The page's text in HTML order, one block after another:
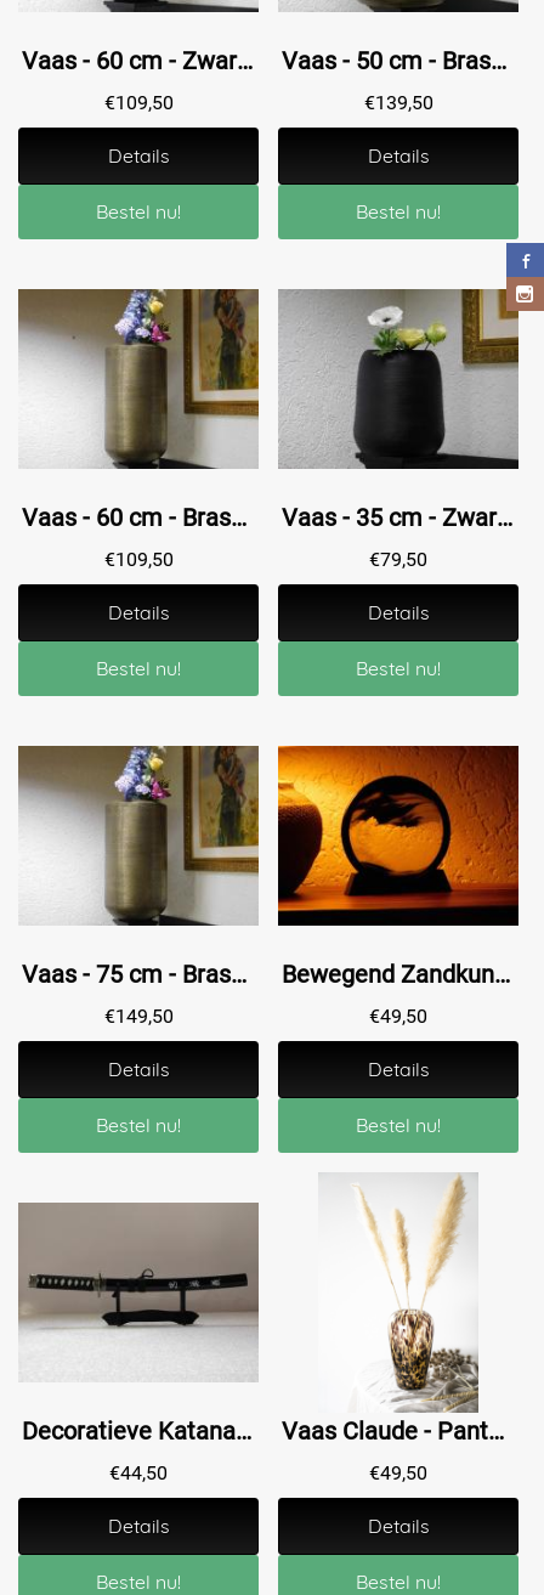
Vaas - 60 cm - Zwart - Metaal
€109,50
Details
Bestel nu!
Vaas - 50 cm - Brass - Metaal
€139,50
Details
Bestel nu!
Vaas - 60 cm - Brass - Metaal
€109,50
Details
Bestel nu!
Vaas - 35 cm - Zwart - Metaal
€79,50
Details
Bestel nu!
Vaas - 75 cm - Brass - Metaal
€149,50
Details
Bestel nu!
Bewegend Zandkunstwerk - ⌀ 18 - Zwart
€49,50
Details
Bestel nu!
Decoratieve Katana met Standaard ''The Last Samurai''
€44,50
Details
Bestel nu!
Vaas Claude - Panter - Glas - By-Boo
€49,50
Details
Bestel nu!